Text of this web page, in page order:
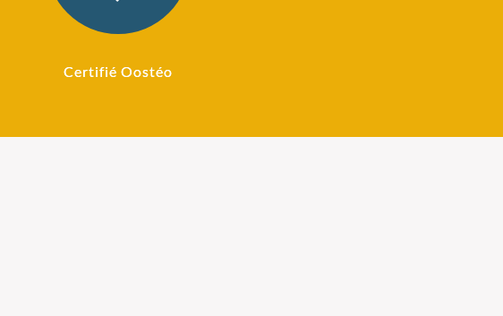
Certifié Oostéo